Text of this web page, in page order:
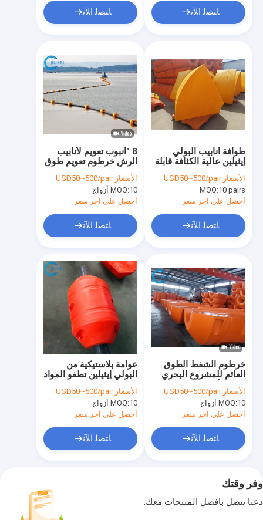
ﺎﺘﺼﻟ ﺍﻶﻧ ﺎﺘﺼﻟ ﺍﻶﻧ
8 "أنبوب تعويم لأنابيب
الرش خرطوم تعويم طوق
خط أنابيب العوامة الحاجز
تعويم
الأسعار:USD50~500/pair
MOQ:10 أزواج
أحصل على آخر سعر
ﺎﺘﺼﻟ ﺍﻶﻧ
طوافة أنابيب البولي
إيثيلين عالية الكثافة قابلة
للتخصيص لقطرات
الأنابيب المختلفة وعمر
الخدمة الممتد
الأسعار:USD50~500/pair
MOQ:10 pairs
أحصل على آخر سعر
ﺎﺘﺼﻟ ﺍﻶﻧ
عوامة بلاستيكية من
البولي إيثيلين تطفو المواد
لخرطوم تجريف
UHMWبولي ايثيلين
الأسعار:USD50~500/pair
MOQ:10 أزواج
أحصل على آخر سعر
ﺎﺘﺼﻟ ﺍﻶﻧ
خرطوم الشفط الطوق
العائم للمشروع البحري
لخط الأنابيب
الأسعار:USD50~500/pair
MOQ:10 أزواج
أحصل على آخر سعر
ﺎﺘﺼﻟ ﺍﻶﻧ
وفر وقتك
دعنا نتصل بأفضل المنتجات معك.